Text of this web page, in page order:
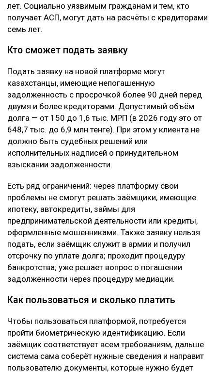
лет. Социально уязвимым гражданам и тем, кто
получает АСП, могут дать на расчёты с кредиторами
семь лет.
Кто сможет подать заявку
Подать заявку на новой платформе могут
казахстанцы, имеющие непогашенную
задолженность с просрочкой более 90 дней перед
двумя и более кредиторами. Допустимый объём
долга — от 150 до 1,6 тыс. МРП (в 2026 году это от
648,7 тыс. до 6,9 млн тенге). При этом у клиента не
должно быть судебных решений или
исполнительных надписей о принудительном
взыскании задолженности.
Есть ряд ограничений: через платформу свои
проблемы не смогут решать заёмщики, имеющие
ипотеку, автокредиты, займы для
предпринимательской деятельности или кредиты,
оформленные мошенниками. Также заявку нельзя
подать, если заёмщик служит в армии и получил
отсрочку по уплате долга; проходит процедуру
банкротства; уже решает вопрос о погашении
задолженности через процедуру медиации.
Как пользоваться и сколько платить
Чтобы пользоваться платформой, потребуется
пройти биометрическую идентификацию. Если
заёмщик соответствует всем требованиям, дальше
система сама соберёт нужные сведения и направит
пользователю документы, которые нужно будет